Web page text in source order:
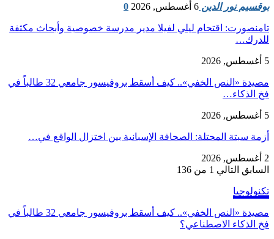
بوقسيم نور الدين 6 أغسطس, 2026 0
تامنصورت: اقتحام ليلي لفيلا مدير مدرسة خصوصية وأبحاث مكثفة
للدرك…
5 أغسطس, 2026
مصيدة «النص الخفي».. كيف أسقط بروفيسور جامعي 32 طالباً في
فخ الذكاء…
5 أغسطس, 2026
أزمة سبتة المحتلة: الصحافة الإسبانية بين اختزال الواقع في…
2 أغسطس, 2026
السابق التالي 1 من 136
تكنولوجيا
مصيدة «النص الخفي».. كيف أسقط بروفيسور جامعي 32 طالباً في
فخ الذكاء الاصطناعي؟